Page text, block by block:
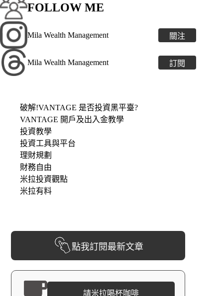
FOLLOW ME
Mila Wealth Management 關注
Mila Wealth Management 訂閱
破解!VANTAGE 是否投資黑平臺?
VANTAGE 開戶及出入金教學
投資教學
投資工具與平台
理財規劃
財務自由
米拉投資觀點
米拉有料
點我訂閱最新文章
請米拉喝杯咖啡